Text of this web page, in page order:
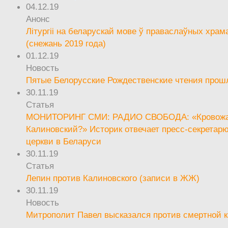
04.12.19
Анонс
Літургіі на беларускай мове ў праваслаўных
(снежань 2019 года)
01.12.19
Новость
Пятые Белорусские Рождественские чтения
30.11.19
Статья
МОНИТОРИНГ СМИ: РАДИО СВОБОДА:
Калиновский?» Историк отвечает пресс-
церкви в Беларуси
30.11.19
Статья
Лепин против Калиновского (записи в ЖЖ)
30.11.19
Новость
Митрополит Павел высказался против смертной